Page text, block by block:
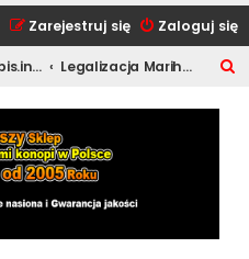
Zaloguj się
Zarejestruj się
Forum.kanabis.info - Ganja Tematy Legalizacja Marihuany